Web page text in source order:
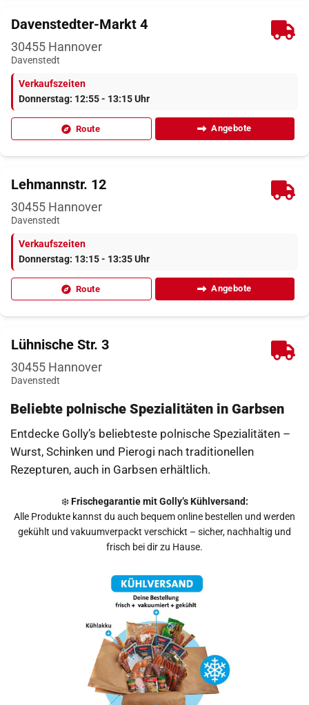
Davenstedter-Markt 4
30455 Hannover
Davenstedt
Verkaufszeiten
Donnerstag: 12:55 - 13:15 Uhr
Route Angebote
Lehmannstr. 12
30455 Hannover
Davenstedt
Verkaufszeiten
Donnerstag: 13:15 - 13:35 Uhr
Route Angebote
Lühnische Str. 3
30455 Hannover
Davenstedt
Verkaufszeiten
Donnerstag: 12:30 - 12:55 Uhr
Route Angebote
Weserweg 8
30851Langenhagen
Im Hohen Felde 11
Langenhagen
Beliebte polnische Spezialitäten in Garbsen
Entdecke Golly’s beliebteste polnische Spezialitäten –
Wurst, Schinken und Pierogi nach traditionellen
Rezepturen, auch in Garbsen erhältlich.
❄️Frischegarantie mit Golly’s Kühlversand:
Alle Produkte kannst du auch bequem online bestellen und werden
gekühlt und vakuumverpackt verschickt – sicher, nachhaltig und
frisch bei dir zu Hause.